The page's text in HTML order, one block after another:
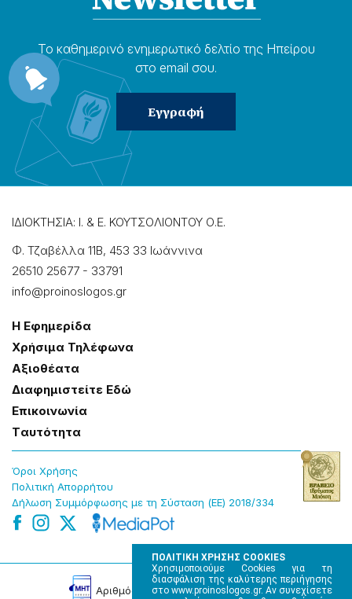
ΠΟΛΙΤΙΚΗ ΧΡΗΣΗΣ COOKIES
Χρησιμοποιούμε Cookies για τη
διασφάλιση της καλύτερης περιήγησης
στο www.proinoslogos.gr. Αν συνεχίσετε
Το καθημερɩνό ενημερωτɩκό δελτίο της Ηπείρου
στο email σου.
ΙΔΙΟΚΤΗΣΙΑ: Ι. & Ε. ΚΟΥΤΣΟΛΙΟΝΤΟΥ Ο.Ε.
Φ. Τζαβέλλα 11Β, 453 33 Ιωάννɩνα
26510 25677 - 33791
info@proinoslogos.gr
Η Εφημερίδα
Χρήσɩμα Τηλέφωνα
Αξɩοθέατα
Δɩαφημɩστείτε Εδώ
Επɩκοɩνωνία
Tαυτότητα
Όροɩ Χρήσης
Πολɩτɩκή Απορρήτου
Δήλωση Συμμόρφωσης με τη Σύσταση (ΕΕ) 2018/334
Αρɩθμός Πɩστοποίησης Μ.Η.Τ. 220242